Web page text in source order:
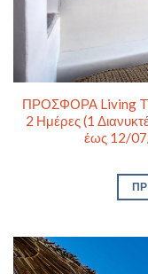
ΠΡΟΣΦΟΡΑ Living
2 Ημέρες (1
έως 12/